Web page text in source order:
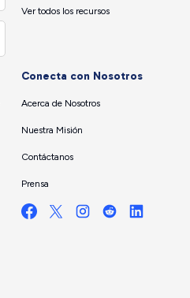
Ver todos los recursos
Conecta con Nosotros
Acerca de Nosotros
Nuestra Misión
Contáctanos
Prensa